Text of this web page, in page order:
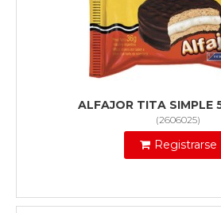
ALFAJOR TITA SIMPLE
(2606025)
Registrarse